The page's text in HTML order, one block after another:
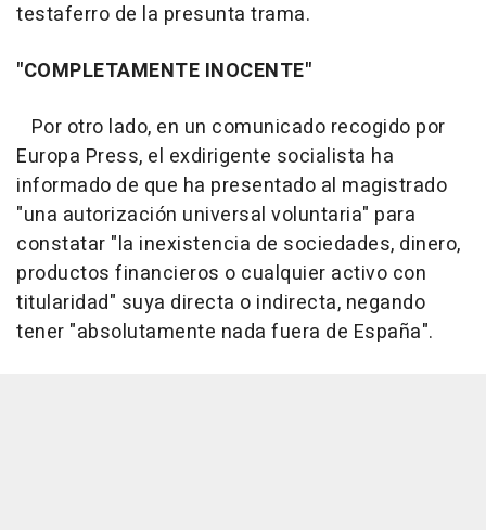
testaferro de la presunta trama.
"COMPLETAMENTE INOCENTE"
Por otro lado, en un comunicado recogido por
Europa Press, el exdirigente socialista ha
informado de que ha presentado al magistrado
"una autorización universal voluntaria" para
constatar "la inexistencia de sociedades, dinero,
productos financieros o cualquier activo con
titularidad" suya directa o indirecta, negando
tener "absolutamente nada fuera de España".